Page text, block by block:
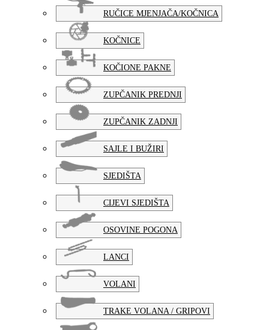
RUČICE MJENJAČA/KOČNICA
KOČNICE
KOČIONE PAKNE
ZUPČANIK PREDNJI
ZUPČANIK ZADNJI
SAJLE I BUŽIRI
SJEDIŠTA
CIJEVI SJEDIŠTA
OSOVINE POGONA
LANCI
VOLANI
TRAKE VOLANA / GRIPOVI